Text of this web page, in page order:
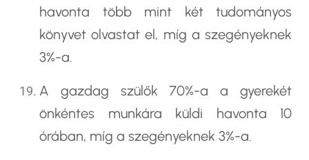
havonta több mint két tudományos
könyvet olvastat el, míg a szegényeknek
3%-a.
A gazdag szülők 70%-a a gyerekét
önkéntes munkára küldi havonta 10
órában, míg a szegényeknek 3%-a.